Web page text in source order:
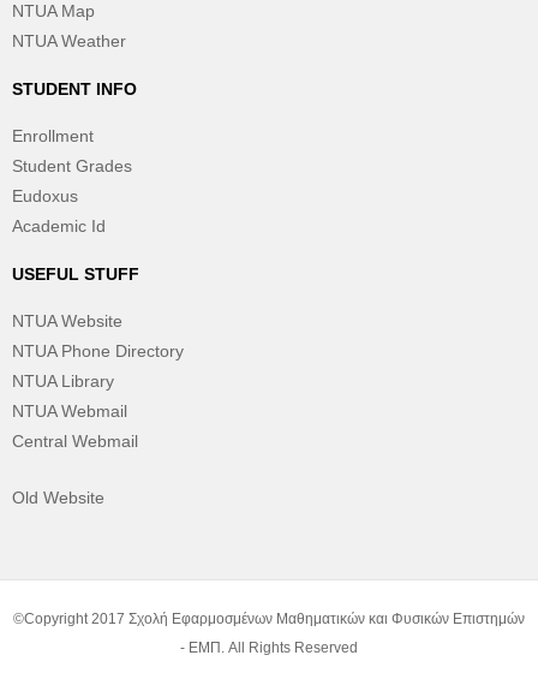
NTUA Map
NTUA Weather
STUDENT INFO
Enrollment
Student Grades
Eudoxus
Academic Id
USEFUL STUFF
NTUA Website
NTUA Phone Directory
NTUA Library
NTUA Webmail
Central Webmail
Old Website
©Copyright 2017 Σχολή Εφαρμοσμένων Μαθηματικών και Φυσικών Επιστημών
- ΕΜΠ. All Rights Reserved